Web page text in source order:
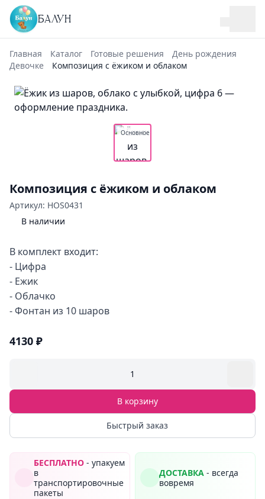
БАЛУН
Главная Каталог Готовые решения
День рождения
Девочке
Композиция с ёжиком и облаком
Основное
Композиция с ёжиком и облаком
Артикул: HOS0431
В наличии
В комплект входит:
- Цифра
- Ежик
- Облачко
- Фонтан из 10 шаров
4130 ₽
1
В корзину
Быстрый заказ
БЕСПЛАТНО - упакуем
в
транспортировочные
пакеты
ДОСТАВКА - всегда
вовремя